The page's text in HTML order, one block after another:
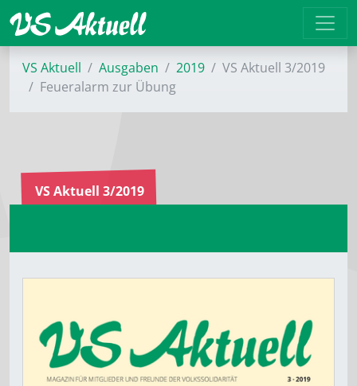
VS Aktuell Ausgaben 2019
VS Aktuell 3/2019
Feueralarm zur Übung
VS Aktuell 3/2019